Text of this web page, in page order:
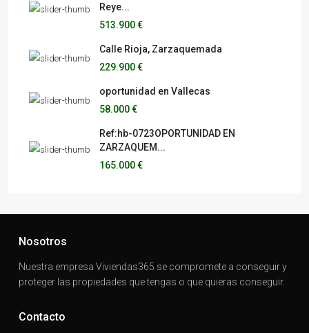
Reye...
513.900 €
Calle Rioja, Zarzaquemada
229.900 €
oportunidad en Vallecas
58.000 €
Ref:hb-0723OPORTUNIDAD EN
ZARZAQUEM...
165.000 €
Nosotros
Nuestra empresa Viviendas365 se compromete a conseguir y
proteger las propiedades que tengas o que quieras conseguir.
Contacto